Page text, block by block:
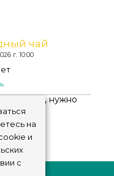
Casual Sneakers
чай
г. 10:00
нужно
на
и
с